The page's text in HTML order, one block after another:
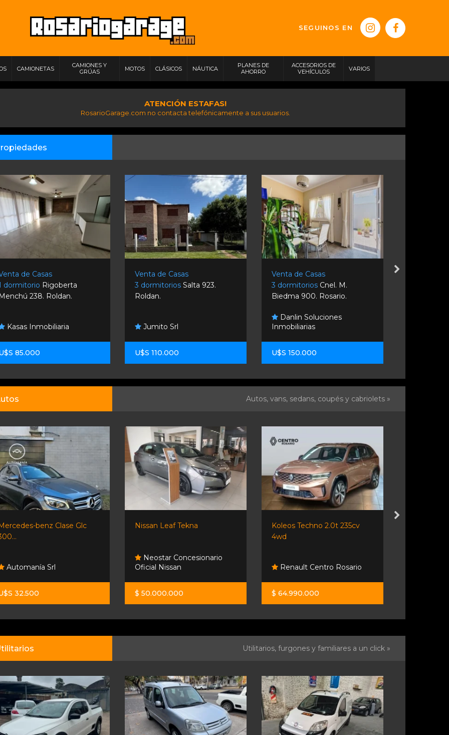
SEGUINOS EN
CAMIONETAS
CAMIONES Y
GRÚAS
MOTOS CLÁSICOS NÁUTICA
PLANES DE
AHORRO
ACCESORIOS DE
VEHÍCULOS
VARIOS
ATENCIÓN ESTAFAS!
RosarioGarage.com no contacta telefónicamente a sus usuarios.
de Casas
dormitorio Rigoberta
Menchú 238. Roldan.
Kasas Inmobiliaria
85.000
Venta de Casas
3 dormitoriosSalta 923.
Roldan.
Jumito Srl
U$S 110.000
Venta de Casas
3 dormitorios Cnel. M.
Biedma 900. Rosario.
Danlin Soluciones
Inmobiliarias
U$S 150.000
Autos, vans, sedans, coupés y cabriolets »
benz Clase Glc
Automanía Srl
32.500
Nissan Leaf Tekna
Neostar Concesionario
Oficial Nissan
$ 50.000.000
Koleos Techno 2.0t 235cv
4wd
Renault Centro Rosario
$ 64.990.000
Utilitarios, furgones y familiares a un click »